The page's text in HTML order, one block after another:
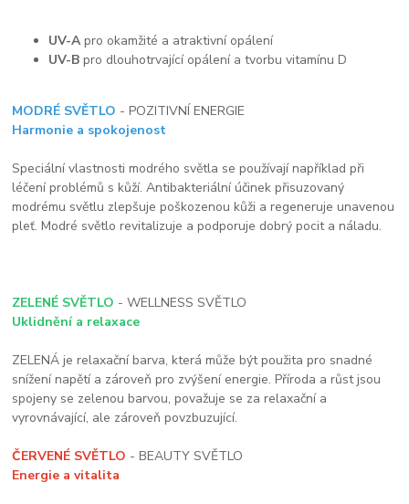
UV-Apro okamžité a atraktivní opálení
UV-B pro dlouhotrvající opálení a tvorbu vitamínu D
MODRÉ SVĚTLO - POZITIVNÍ ENERGIE
Harmonie a spokojenost
Speciální vlastnosti modrého světla se používají například při
léčení problémů s kůží. Antibakteriální účinek přisuzovaný
modrému světlu zlepšuje poškozenou kůži a regeneruje unavenou
pleť. Modré světlo revitalizuje a podporuje dobrý pocit a náladu.
ZELENÉ SVĚTLO - WELLNESS SVĚTLO
Uklidnění a relaxace
ZELENÁ je relaxační barva, která může být použita pro snadné
snížení napětí a zároveň pro zvýšení energie. Příroda a růst jsou
spojeny se zelenou barvou, považuje se za relaxační a
vyrovnávající, ale zároveň povzbuzující.
ČERVENÉ SVĚTLO - BEAUTY SVĚTLO
Energie a vitalita